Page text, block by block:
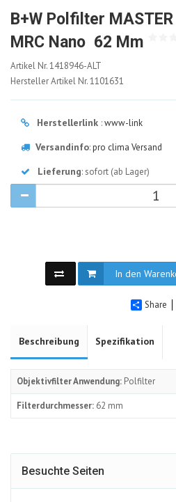
B+W Polfilter
MRC Nano  62 Mm
1418946-
ALT
Artikel Nr.1418946-ALT
Hersteller Artikel Nr.1101631
Herstellerlink :www-link
Versandinfo:pro clima Versand
Lieferung: sofort (ab Lager)
In den
Share
Beschreibung Spezifikation
Objektivfilter Anwendung: Polfilter
Filterdurchmesser: 62 mm
Besuchte Seiten